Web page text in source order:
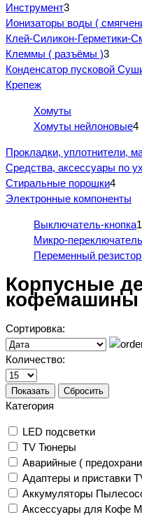
Инструмент3
Ионизаторы воды (
Клей-Силикон-Герметики-
Клеммы ( разъёмы )3
Конденсатор пусковой
Крепеж
Хомуты
Хомуты нейлоновые4
Прокладки, уплотнители,
Средства, аксессуары по
Стиральные порошки4
Электронные компоненты
Выключатель-кнопка
Микро-переключатель
Переменный
Корпусные
кофемашины
Сортировка:
Количество:
Показать Сбросить
Категория
LED подсветки
TV Тюнеры
Аварийные (
Адаптеры и приставки
Аккумуляторы
Аксессуары для Кофе